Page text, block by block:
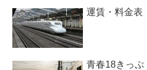
運賃・料金表
青春18きっぷ